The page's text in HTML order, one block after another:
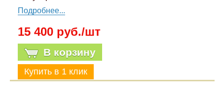
Подробнее...
15 400 руб./шт
В корзину
Mitsubishi
Opel